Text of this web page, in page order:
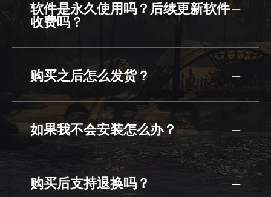
软件是永久使用吗？后续更新软件
收费吗？
购买之后怎么发货？
如果我不会安装怎么办？
购买后支持退换吗？